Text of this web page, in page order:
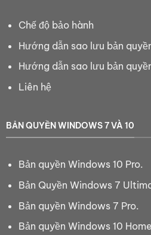
Chế độ bảo hành
Hướng dẫn sao lưu bản
Hướng dẫn sao lưu bản
Liên hệ
BẢN QUYỀN WINDOWS 7 VÀ 10
Bản quyền Windows 10 Pro.
Bản Quyền Windows 7
Bản quyền Windows 7 Pro.
Bản quyền Windows 10